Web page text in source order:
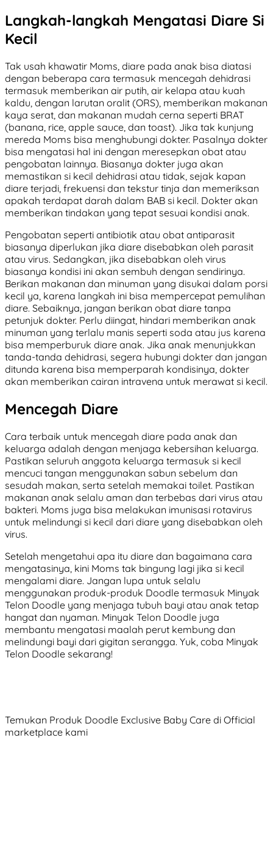
Langkah-langkah Mengatasi Diare Si
Kecil
Tak usah khawatir Moms, diare pada anak bisa diatasi
dengan beberapa cara termasuk mencegah dehidrasi
termasuk memberikan air putih, air kelapa atau kuah
kaldu, dengan larutan oralit (ORS), memberikan makanan
kaya serat, dan makanan mudah cerna seperti BRAT
(banana, rice, apple sauce, dan toast). Jika tak kunjung
mereda Moms bisa menghubungi dokter. Pasalnya dokter
bisa mengatasi hal ini dengan meresepkan obat atau
pengobatan lainnya. Biasanya dokter juga akan
memastikan si kecil dehidrasi atau tidak, sejak kapan
diare terjadi, frekuensi dan tekstur tinja dan memeriksan
apakah terdapat darah dalam BAB si kecil. Dokter akan
memberikan tindakan yang tepat sesuai kondisi anak.
Pengobatan seperti antibiotik atau obat antiparasit
biasanya diperlukan jika diare disebabkan oleh parasit
atau virus. Sedangkan, jika disebabkan oleh virus
biasanya kondisi ini akan sembuh dengan sendirinya.
Berikan makanan dan minuman yang disukai dalam porsi
kecil ya, karena langkah ini bisa mempercepat pemulihan
diare. Sebaiknya, jangan berikan obat diare tanpa
petunjuk dokter. Perlu diingat, hindari memberikan anak
minuman yang terlalu manis seperti soda atau jus karena
bisa memperburuk diare anak. Jika anak menunjukkan
tanda-tanda dehidrasi, segera hubungi dokter dan jangan
ditunda karena bisa memperparah kondisinya, dokter
akan memberikan cairan intravena untuk merawat si kecil.
Mencegah Diare
Cara terbaik untuk mencegah diare pada anak dan
keluarga adalah dengan menjaga kebersihan keluarga.
Pastikan seluruh anggota keluarga termasuk si kecil
mencuci tangan menggunakan sabun sebelum dan
sesudah makan, serta setelah memakai toilet. Pastikan
makanan anak selalu aman dan terbebas dari virus atau
bakteri. Moms juga bisa melakukan imunisasi rotavirus
untuk melindungi si kecil dari diare yang disebabkan oleh
virus.
Setelah mengetahui apa itu diare dan bagaimana cara
mengatasinya, kini Moms tak bingung lagi jika si kecil
mengalami diare. Jangan lupa untuk selalu
menggunakan produk-produk Doodle termasuk Minyak
Telon Doodle yang menjaga tubuh bayi atau anak tetap
hangat dan nyaman. Minyak Telon Doodle juga
membantu mengatasi maalah perut kembung dan
melindungi bayi dari gigitan serangga. Yuk, coba Minyak
Telon Doodle sekarang!
Temukan Produk Doodle Exclusive Baby Care di Official
marketplace kami